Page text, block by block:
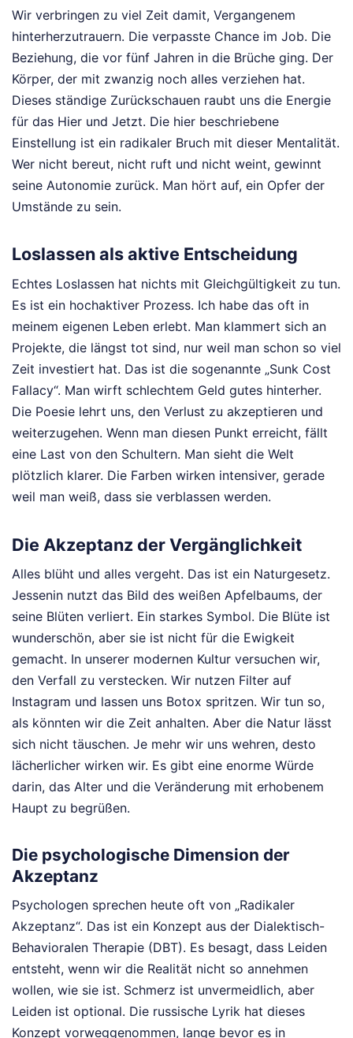
Wir verbringen zu viel Zeit damit, Vergangenem
hinterherzutrauern. Die verpasste Chance im Job. Die
Beziehung, die vor fünf Jahren in die Brüche ging. Der
Körper, der mit zwanzig noch alles verziehen hat.
Dieses ständige Zurückschauen raubt uns die Energie
für das Hier und Jetzt. Die hier beschriebene
Einstellung ist ein radikaler Bruch mit dieser Mentalität.
Wer nicht bereut, nicht ruft und nicht weint, gewinnt
seine Autonomie zurück. Man hört auf, ein Opfer der
Umstände zu sein.
Loslassen als aktive Entscheidung
Echtes Loslassen hat nichts mit Gleichgültigkeit zu tun.
Es ist ein hochaktiver Prozess. Ich habe das oft in
meinem eigenen Leben erlebt. Man klammert sich an
Projekte, die längst tot sind, nur weil man schon so viel
Zeit investiert hat. Das ist die sogenannte „Sunk Cost
Fallacy“. Man wirft schlechtem Geld gutes hinterher.
Die Poesie lehrt uns, den Verlust zu akzeptieren und
weiterzugehen. Wenn man diesen Punkt erreicht, fällt
eine Last von den Schultern. Man sieht die Welt
plötzlich klarer. Die Farben wirken intensiver, gerade
weil man weiß, dass sie verblassen werden.
Die Akzeptanz der Vergänglichkeit
Alles blüht und alles vergeht. Das ist ein Naturgesetz.
Jessenin nutzt das Bild des weißen Apfelbaums, der
seine Blüten verliert. Ein starkes Symbol. Die Blüte ist
wunderschön, aber sie ist nicht für die Ewigkeit
gemacht. In unserer modernen Kultur versuchen wir,
den Verfall zu verstecken. Wir nutzen Filter auf
Instagram und lassen uns Botox spritzen. Wir tun so,
als könnten wir die Zeit anhalten. Aber die Natur lässt
sich nicht täuschen. Je mehr wir uns wehren, desto
lächerlicher wirken wir. Es gibt eine enorme Würde
darin, das Alter und die Veränderung mit erhobenem
Haupt zu begrüßen.
Die psychologische Dimension der
Akzeptanz
Psychologen sprechen heute oft von „Radikaler
Akzeptanz“. Das ist ein Konzept aus der Dialektisch-
Behavioralen Therapie (DBT). Es besagt, dass Leiden
entsteht, wenn wir die Realität nicht so annehmen
wollen, wie sie ist. Schmerz ist unvermeidlich, aber
Leiden ist optional. Die russische Lyrik hat dieses
Konzept vorweggenommen, lange bevor es in